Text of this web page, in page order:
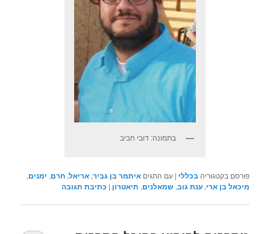
בתמונה: דובי חביב
פורסם בקטגוריה בכללי |עם התגים איתמר בן גביר,אריאל,חרם, ימנים,
מיכאל בן ארי,ענת גוב,שמאלנים, תיאטרון | כתיבת תגובה